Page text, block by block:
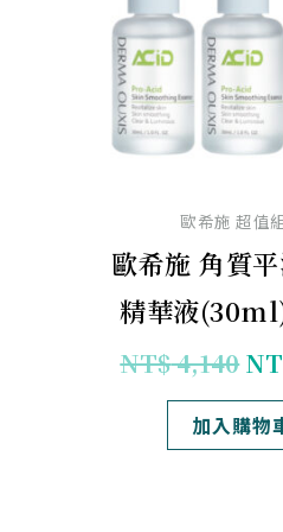
歐希施 超值
歐希施 角質
精華液
NT$4,140
加入購物